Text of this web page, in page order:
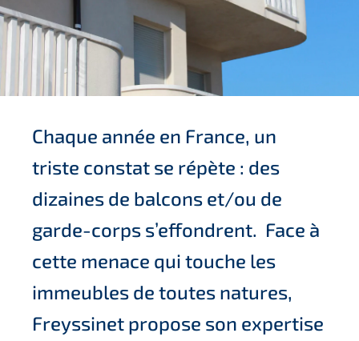
Chaque année en France, un
triste constat se répète : des
dizaines de balcons et/ou de
garde-corps s’effondrent. Face à
cette menace qui touche les
immeubles de toutes natures,
Freyssinet propose son expertise